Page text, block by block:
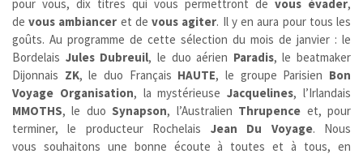
pour vous, dix titres qui vous permettront de vous évader,
devous ambiancer et devous agiter. Il y en aura pour tous les
goûts. Au programme de cette sélection du mois de janvier : le
Bordelais Jules Dubreuil, le duo aérien Paradis, le beatmaker
Dijonnais ZK, le duo Français HAUTE, le groupe Parisien Bon
Voyage Organisation, la mystérieuseJacquelines, l’Irlandais
MMOTHS, le duoSynapson, l’Australien Thrupence et, pour
terminer, le producteur Rochelais Jean Du Voyage. Nous
vous souhaitons une bonne écoute à toutes et à tous, en